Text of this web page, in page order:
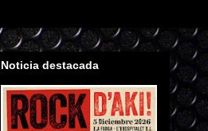
Noticia destacada